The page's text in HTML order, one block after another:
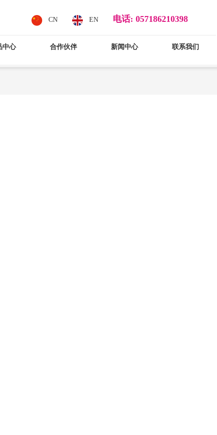
电话: 057186210398
EN
CN
联系我们
新闻中心
合作伙伴
中心